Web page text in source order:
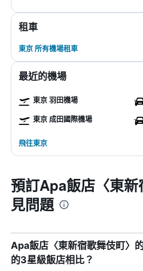
租車
東京 所有機場租車
最近的機場
東京 羽田機場
東京 成田國際機場
飛往東京
預訂Apa飯店〈東
見問題
Apa飯店〈東新宿歌舞伎町〉
的3星級飯店相比？